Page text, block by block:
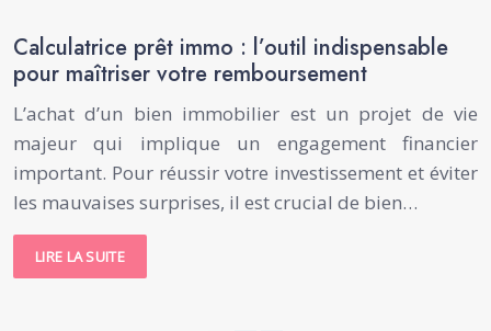
Calculatrice prêt immo : l’outil indispensable
pour maîtriser votre remboursement
L’achat d’un bien immobilier est un projet de vie
majeur qui implique un engagement financier
important. Pour réussir votre investissement et éviter
les mauvaises surprises, il est crucial de bien…
LIRE LA SUITE